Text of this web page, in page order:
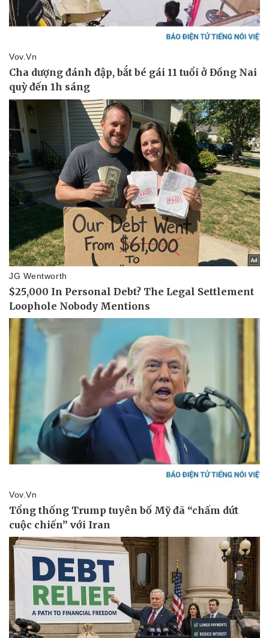
Sức khỏe
Dinh dưỡng - món ngon
Cây thuốc
Sản phụ khoa
Nhi khoa
Nam khoa
Làm đẹp - giảm cân
Phòng mạch online
Ăn sạch sống khỏe
Nhà đẹp
Blog